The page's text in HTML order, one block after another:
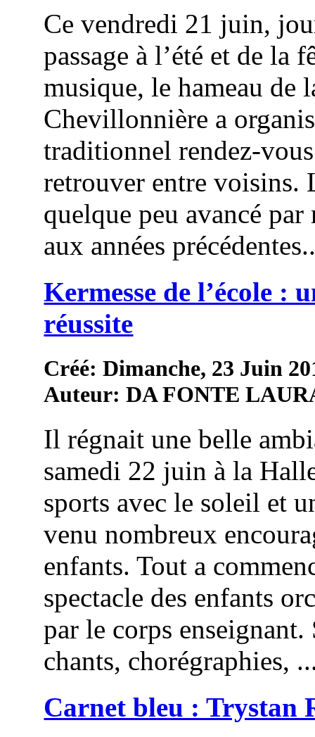
Ce vendredi 21 juin,
passage à l’été et de la
musique, le hameau de
Chevillonnière a
traditionnel rendez-
retrouver entre voisins.
quelque peu avancé par
aux années
Kermesse de l’école :
réussite
Créé: Dimanche, 23 Juin
Auteur: DA FONTE
Il régnait une belle
samedi 22 juin à la
sports avec le soleil et
venu nombreux
enfants. Tout a
spectacle des enfants
par le corps enseignant.
chants, chorégraphies,
Carnet bleu : Trystan